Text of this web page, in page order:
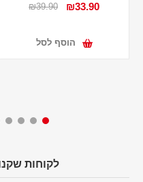
₪33.90
₪39.90
הוסף לסל
לקוחות